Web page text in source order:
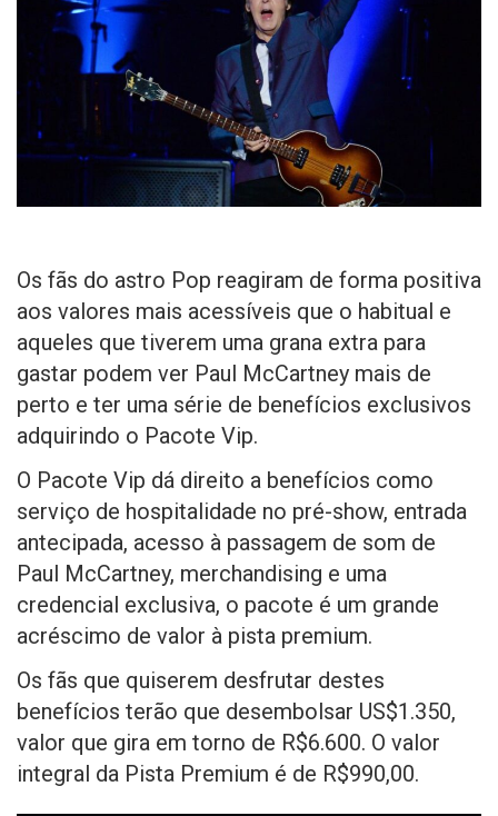
Os fãs do astro Pop reagiram de forma positiva
aos valores mais acessíveis que o habitual e
aqueles que tiverem uma grana extra para
gastar podem ver Paul McCartney mais de
perto e ter uma série de benefícios exclusivos
adquirindo o Pacote Vip.
O Pacote Vip dá direito a benefícios como
serviço de hospitalidade no pré-show, entrada
antecipada, acesso à passagem de som de
Paul McCartney, merchandising e uma
credencial exclusiva, o pacote é um grande
acréscimo de valor à pista premium.
Os fãs que quiserem desfrutar destes
benefícios terão que desembolsar US$1.350,
valor que gira em torno de R$6.600. O valor
integral da Pista Premium é de R$990,00.